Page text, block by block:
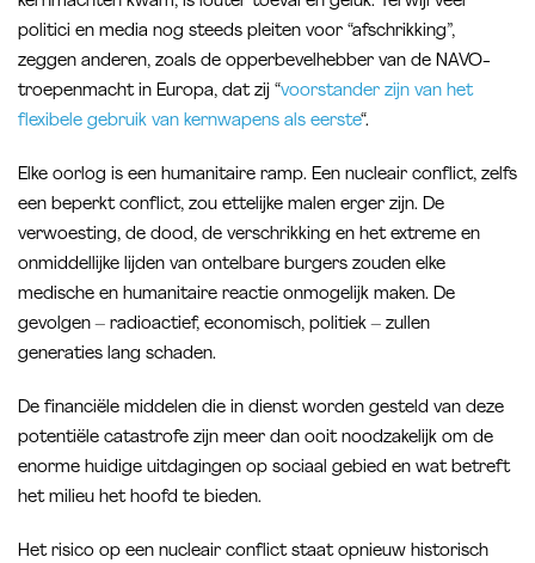
politici en media nog steeds pleiten voor “afschrikking”,
zeggen anderen, zoals de opperbevelhebber van de NAVO-
troepenmacht in Europa, dat zij “voorstander zijn van het
flexibele gebruik van kernwapens als eerste“.
Elke oorlog is een humanitaire ramp. Een nucleair conflict, zelfs
een beperkt conflict, zou ettelijke malen erger zijn. De
verwoesting, de dood, de verschrikking en het extreme en
onmiddellijke lijden van ontelbare burgers zouden elke
medische en humanitaire reactie onmogelijk maken. De
gevolgen – radioactief, economisch, politiek – zullen
generaties lang schaden.
De financiële middelen die in dienst worden gesteld van deze
potentiële catastrofe zijn meer dan ooit noodzakelijk om de
enorme huidige uitdagingen op sociaal gebied en wat betreft
het milieu het hoofd te bieden.
Het risico op een nucleair conflict staat opnieuw historisch